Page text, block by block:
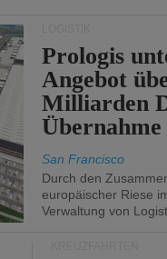
Prologis
Angebot
Milliarden
Übernahme
San Francisco
Durch den
europäischer Riese
Verwaltung von